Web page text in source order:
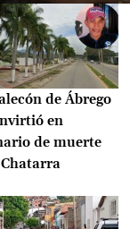
de Ábrego
en
de muerte